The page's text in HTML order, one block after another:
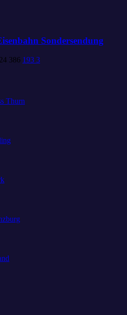
Sondersendung
386 193 3